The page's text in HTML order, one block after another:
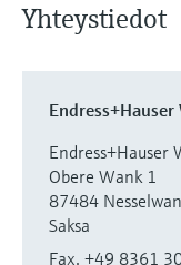
Yhteystiedot
Endress+Hauser
Endress+Hauser
Obere Wank 1
87484
Saksa
Fax. +49 8361